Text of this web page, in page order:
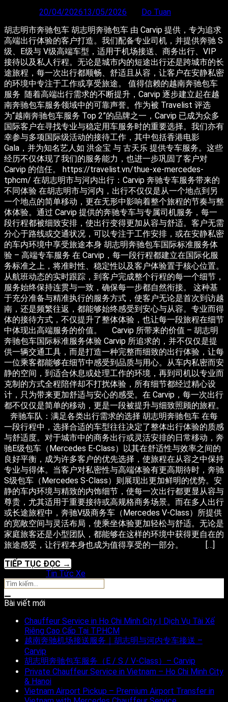
20/04/202613/05/2026
Do Tuan
胡志明市奔驰包车 胡志明奔驰包车 由 Carvip 提供，专为追求
高端出行体验的客户打造。我们配备专业司机，并提供奔驰 S
级、E级与 V级高端车型，适用于机场接送、商务出行、VIP
接待以及私人行程。无论是城市内的短途出行还是跨城市的长
途旅程，每一次出行都顺畅、舒适且从容，让客户在安静私密
的环境中专注于工作或享受旅途。 值得信赖的越南奔驰包车
服务 随着高端出行需求的不断提升，Carvip 逐步建立起在越
南奔驰包车服务领域中的可靠声誉。作为被 Travelist 评选
为“越南奔驰包车服务 Top 2”的品牌之一，Carvip 已成为众多
国际客户在寻找专业与稳定用车服务时的重要选择。我们亦有
幸参与多项国际级活动的接待工作，其中包括香港电影
Gala，并为知名艺人如 洪金宝 与 古天乐 提供专车服务。这些
经历不仅体现了我们的服务能力，也进一步巩固了客户对
Carvip 的信任。 https://travelist.vn/thue-xe-mercedes-
tphcm/ 在胡志明市与河内出行：Carvip 奔驰专车服务带来的
不同体验 在胡志明市与河内，出行不仅仅是从一个地点到另
一个地点的简单移动，更在无形中影响着整个旅程的节奏与整
体体验。通过 Carvip 提供的奔驰专车与专属司机服务，每一
段行程都被细致安排，使出行变得更加从容与舒适。客户无需
分心于路线或交通状况，可以专注于工作安排，或在安静私密
的车内环境中享受旅途本身 胡志明奔驰包车国际标准服务体
验 – 高端专车服务 在 Carvip，每一段行程都建立在国际化服
务标准之上，将准时性、稳定性以及客户体验置于核心位置。
从航班动态的实时跟踪，到客户完成整个行程的每一个细节，
服务始终保持连贯与一致，确保每一步都自然衔接。 这种基
于充分准备与精准执行的服务方式，使客户无论是首次到访越
南，还是频繁往返，都能够始终感受到安心与从容。专业而得
体的接待方式，不仅提升了整体体验，也让每一段旅程在细节
中体现出高端服务的价值。 Carvip 所带来的价值 – 胡志明
奔驰包车国际标准服务体验 Carvip 所追求的，并不仅仅是提
供一辆交通工具，而是打造一种完整而细致的出行体验，让每
一位乘客都能够在细节中感受到品质与用心。从车内私密而安
静的空间，到适合休息或处理工作的环境，再到司机以专业而
克制的方式全程陪伴却不打扰体验，所有细节都经过精心设
计，只为带来更加舒适与安心的感受。在 Carvip，每一次出行
都不仅仅是简单的移动，更是一段被提升与细致照顾的旅程。
奔驰车队：满足各类出行需求的选择 胡志明奔驰包车 在每
一段行程中，选择合适的车型往往决定了整体出行体验的质感
与舒适度。对于城市中的商务出行或灵活安排的日常移动，奔
驰E级包车（Mercedes E-Class）以其在舒适性与效率之间的
良好平衡，成为许多客户的优先选择，使旅程在从容之中保持
专业与得体。当客户对私密性与高端体验有更高期待时，奔驰
S级包车（Mercedes S-Class）则展现出更加鲜明的优势。安
静的车内环境与精致的内饰细节，使每一次出行都更显从容与
尊贵，尤其适用于重要接待或高规格商务场景。而在多人出行
或长途旅程中，奔驰V级商务车（Mercedes V-Class）所提供
的宽敞空间与灵活布局，使乘坐体验更加轻松与舒适。无论是
家庭旅客还是小型团队，都能够在这样的环境中获得更自在的
旅途感受，让行程本身也成为值得享受的一部分。 […]
TIẾP TỤC ĐỌC →
Tin Tức Xe
Bài viết mới
Chauffeur Service in Ho Chi Minh City | Dịch Vụ Tài Xế
Riêng Cao Cấp Tại TP.HCM
越南奔驰机场接送服务｜胡志明与河内专车接送 –
Carvip
胡志明奔驰包车服务（E / S / V-Class）– Carvip
Private Chauffeur Service in Vietnam – Ho Chi Minh City
& Hanoi
Vietnam Airport Pickup – Premium Airport Transfer in